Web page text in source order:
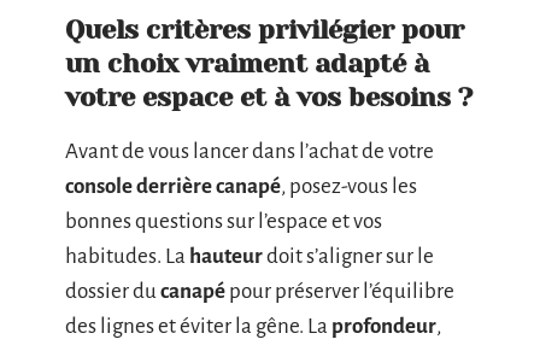
Quels critères privilégier pour
un choix vraiment adapté à
votre espace et à vos besoins ?
Avant de vous lancer dans l’achat de votre
console derrière canapé, posez-vous les
bonnes questions sur l’espace et vos
habitudes. La hauteurdoit s’aligner sur le
dossier du canapé pour préserver l’équilibre
des lignes et éviter la gêne. La profondeur,